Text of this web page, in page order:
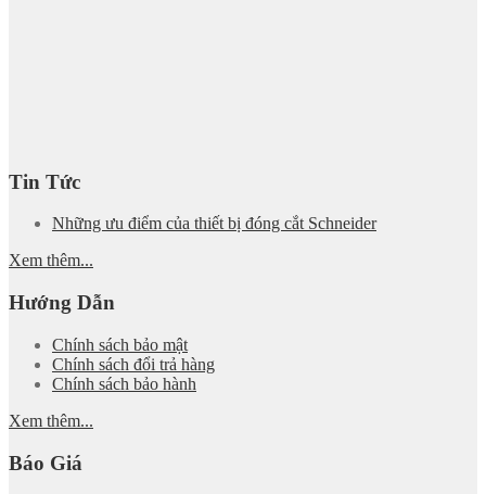
Tin Tức
Những ưu điểm của thiết bị đóng cắt Schneider
Xem thêm...
Hướng Dẫn
Chính sách bảo mật
Chính sách đổi trả hàng
Chính sách bảo hành
Xem thêm...
Báo Giá